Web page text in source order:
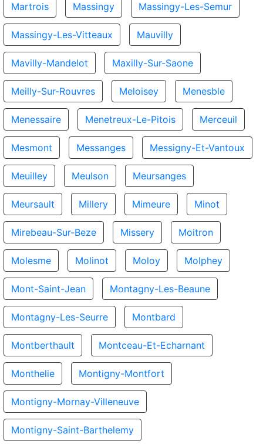
Martrois Massingy Massingy-Les-Semur
Massingy-Les-Vitteaux Mauvilly
Mavilly-Mandelot Maxilly-Sur-Saone
Meilly-Sur-Rouvres Meloisey Menesble
Menessaire Menetreux-Le-Pitois Merceuil
Mesmont Messanges Messigny-Et-Vantoux
Meuilley Meulson Meursanges
Meursault Millery Mimeure Minot
Mirebeau-Sur-Beze Missery Moitron
Molesme Molinot Moloy Molphey
Mont-Saint-Jean Montagny-Les-Beaune
Montagny-Les-Seurre Montbard
Montberthault Montceau-Et-Echarnant
Monthelie Montigny-Montfort
Montigny-Mornay-Villeneuve
Montigny-Saint-Barthelemy